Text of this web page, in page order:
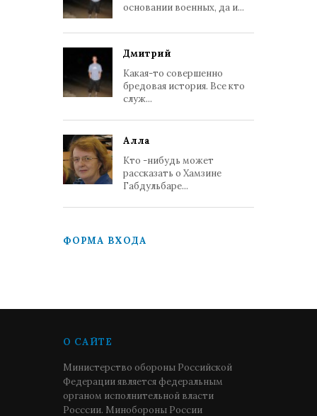
основании военных, да и...
Дмитрий
Какая-то совершенно
бредовая история. Все кто
служ...
Алла
Кто -нибудь может
рассказать о Хамзине
Габдульбаре...
ФОРМА ВХОДА
О САЙТЕ
Министерство обороны Российской
Федерации является федеральным
органом исполнительной власти
Росссии. Минобороны России